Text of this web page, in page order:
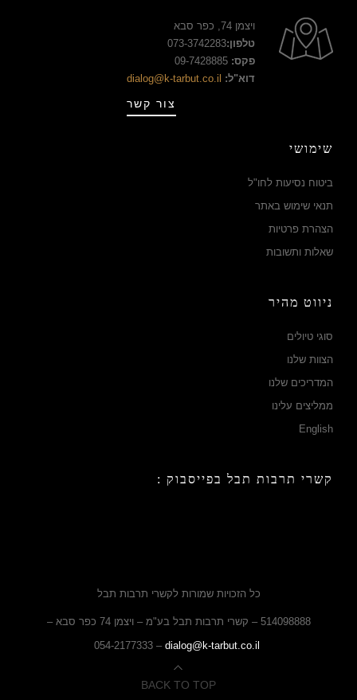
ויצמן 74, כפר סבא
טלפון:073-3742283
פקס:
דוא"ל: dialog@k-tarbut.co.il
צור קשר
שימושי
ביטוח נסיעות לחו"ל
תנאי שימוש באתר
הצהרת פרטיות
שאלות ותשובות
ניווט מהיר
סוגי טיולים
הצוות שלנו
המדריכים שלנו
ממליצים עלינו
English
קשרי תרבות תבל בפייסבוק :
כל הזכויות שמורות לקשרי תרבות תבל
514098888 – קשרי תרבות תבל בע"מ – ויצמן 74 כפר סבא –
dialog@k-tarbut.co.il
– 054-2177333
BACK TO TOP